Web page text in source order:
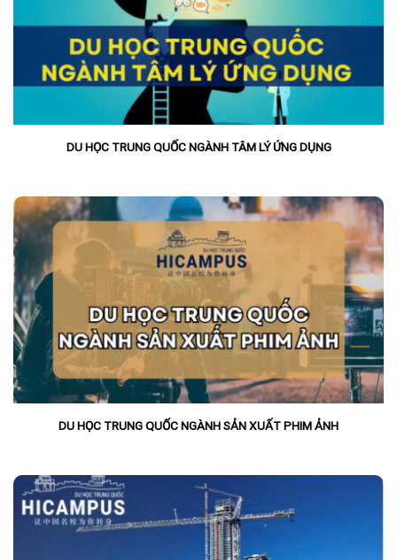
DU HỌC TRUNG QUỐC NGÀNH TÂM LÝ ỨNG DỤNG
DU HỌC TRUNG QUỐC NGÀNH SẢN XUẤT PHIM ẢNH